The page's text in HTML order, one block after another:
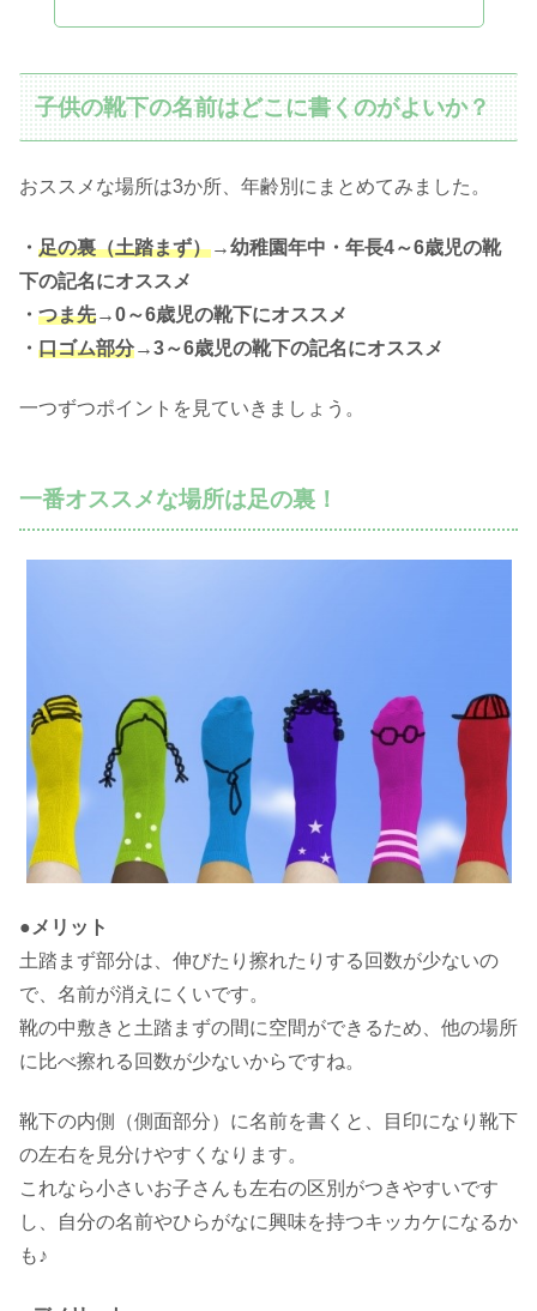
子供の靴下の名前はどこに書くのがよいか？
おススメな場所は3か所、年齢別にまとめてみました。
・ 足の裏（土踏まず）→幼稚園年中・年長4～6歳児の靴
下の記名にオススメ
・ つま先→0～6歳児の靴下にオススメ
・ 口ゴム部分→3～6歳児の靴下の記名にオススメ
一つずつポイントを見ていきましょう。
一番オススメな場所は足の裏！
●メリット
土踏まず部分は、伸びたり擦れたりする回数が少ないの
で、名前が消えにくいです。
靴の中敷きと土踏まずの間に空間ができるため、他の場所
に比べ擦れる回数が少ないからですね。
靴下の内側（側面部分）に名前を書くと、目印になり靴下
の左右を見分けやすくなります。
これなら小さいお子さんも左右の区別がつきやすいです
し、自分の名前やひらがなに興味を持つキッカケになるか
も♪